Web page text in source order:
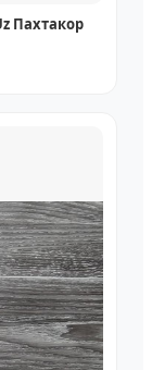
Пахтакор